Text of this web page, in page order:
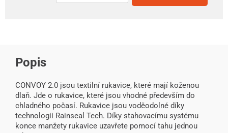
Popis
CONVOY 2.0 jsou textilní rukavice, které mají koženou
dlaň. Jde o rukavice, které jsou vhodné především do
chladného počasí. Rukavice jsou voděodolné díky
technologii Rainseal Tech. Díky stahovacímu systému
konce manžety rukavice uzavřete pomocí tahu jednou